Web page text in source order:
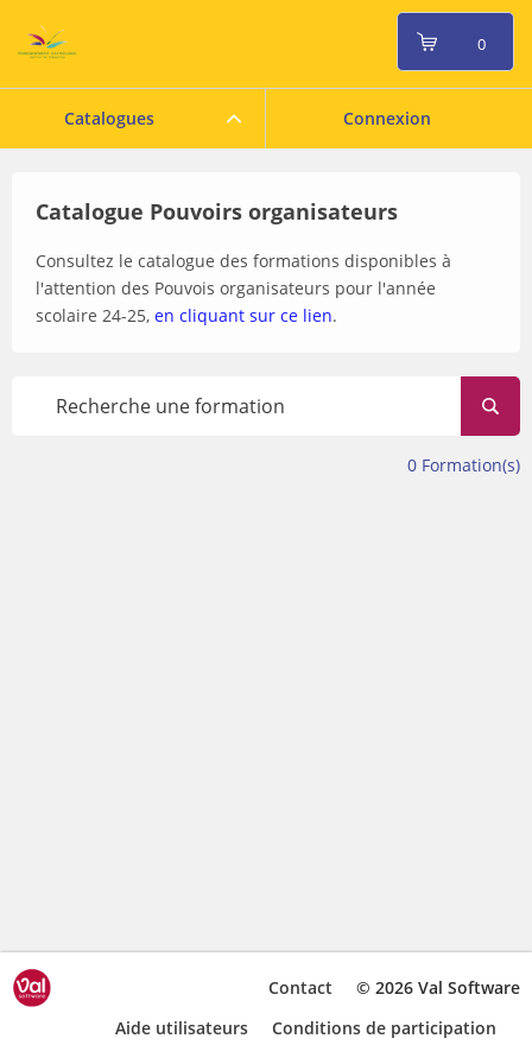
Catalogues Connexion
0
Catalogue Pouvoirs organisateurs
Consultez le catalogue des formations disponibles à
l'attention des Pouvois organisateurs pour l'année
scolaire 24-25, en cliquant sur ce lien.
0 Formation(s)
© 2026 Val Software
Contact
Conditions de participation
Aide utilisateurs